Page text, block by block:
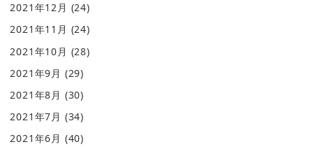
2021年12月 (24)
2021年11月 (24)
2021年10月 (28)
2021年9月 (29)
2021年8月 (30)
2021年7月 (34)
2021年6月 (40)